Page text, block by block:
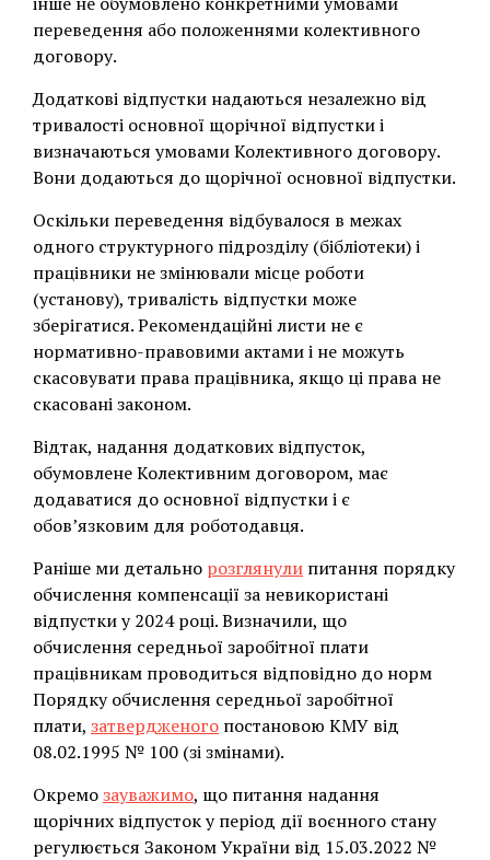
переведення або положеннями колективного
договору.
Додаткові відпустки надаються незалежно від
тривалості основної щорічної відпустки і
визначаються умовами Колективного договору.
Вони додаються до щорічної основної відпустки.
Оскільки переведення відбувалося в межах
одного структурного підрозділу (бібліотеки) і
працівники не змінювали місце роботи
(установу), тривалість відпустки може
зберігатися. Рекомендаційні листи не є
нормативно-правовими актами і не можуть
скасовувати права працівника, якщо ці права не
скасовані законом.
Відтак, надання додаткових відпусток,
обумовлене Колективним договором, має
додаватися до основної відпустки і є
обов’язковим для роботодавця.
Раніше ми детально розглянули питання порядку
обчислення компенсації за невикористані
відпустки у 2024 році. Визначили, що
обчислення середньої заробітної плати
працівникам проводиться відповідно до норм
Порядку обчислення середньої заробітної
плати, затвердженого постановою КМУ від
08.02.1995 № 100 (зі змінами).
Окремозауважимо, що питання надання
щорічних відпусток у період дії воєнного стану
регулюється Законом України від 15.03.2022 №